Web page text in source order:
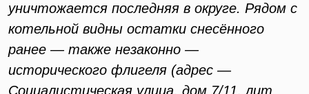
уничтожается последняя в округе. Рядом с
котельной видны остатки снесённого
ранее — также незаконно —
исторического флигеля (адрес —
Социалистическая улица, дом 7/11, лит